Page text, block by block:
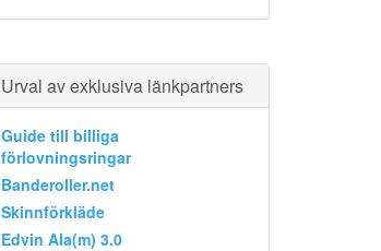
Urval av exklusiva länkpartners
Guide till billiga
förlovningsringar
Banderoller.net
Skinnförkläde
Edvin Ala(m) 3.0